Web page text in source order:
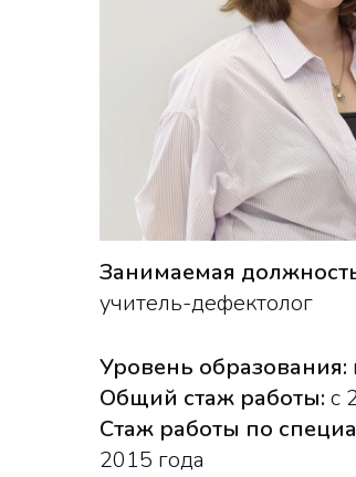
Занимаемая
учитель-дефектолог
Уровень образования:
Общий стаж работы: с
Стаж работы по
2015 года